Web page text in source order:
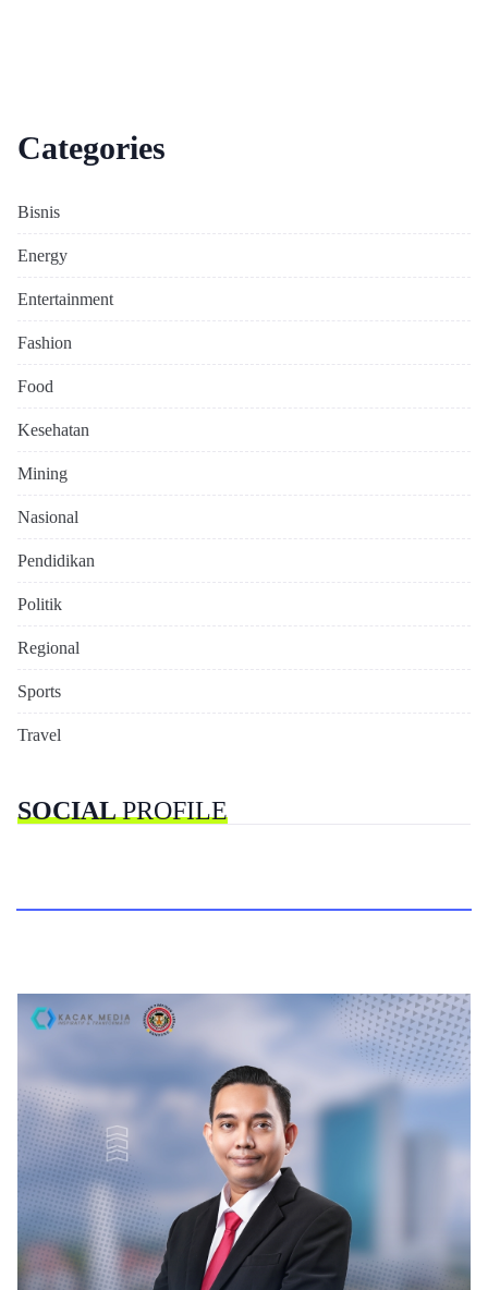
Categories
Bisnis
Energy
Entertainment
Fashion
Food
Kesehatan
Mining
Nasional
Pendidikan
Politik
Regional
Sports
Travel
SOCIALPROFILE